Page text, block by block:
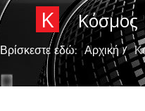
Κ Κόσμος
Βρίσκεστε εδώ:Αρχική